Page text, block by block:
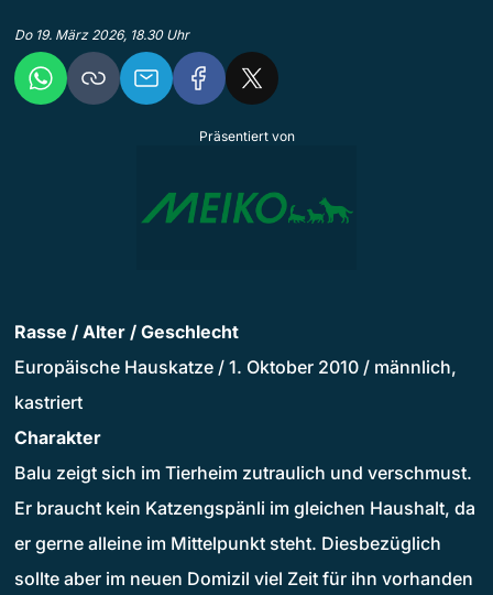
Do 19. März 2026, 18.30 Uhr
Präsentiert von
Rasse / Alter / Geschlecht
Europäische Hauskatze / 1. Oktober 2010 / männlich,
kastriert
Charakter
Balu zeigt sich im Tierheim zutraulich und verschmust.
Er braucht kein Katzengspänli im gleichen Haushalt, da
er gerne alleine im Mittelpunkt steht. Diesbezüglich
sollte aber im neuen Domizil viel Zeit für ihn vorhanden